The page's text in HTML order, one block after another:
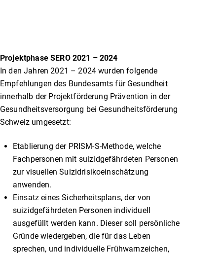
Projektphase SERO 2021 – 2024
In den Jahren 2021 – 2024 wurden folgende
Empfehlungen des Bundesamts für Gesundheit
innerhalb der Projektförderung Prävention in der
Gesundheitsversorgung bei Gesundheitsförderung
Schweiz umgesetzt:
Etablierung der PRISM-S-Methode, welche
Fachpersonen mit suizidgefährdeten Personen
zur visuellen Suizidrisikoeinschätzung
anwenden.
Einsatz eines Sicherheitsplans, der von
suizidgefährdeten Personen individuell
ausgefüllt werden kann. Dieser soll persönliche
Gründe wiedergeben, die für das Leben
sprechen, und individuelle Frühwarnzeichen,